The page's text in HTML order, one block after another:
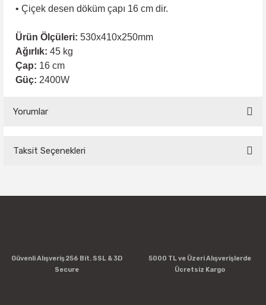
• Çiçek desen döküm çapı 16 cm dir.
Ürün Ölçüleri: 530x410x250mm
Ağırlık: 45 kg
Çap: 16 cm
Güç: 2400W
Yorumlar
Yorum Yaz
Taksit Seçenekleri
Güvenli Alışveriş 256 Bit. SSL & 3D
Secure
5000 TL ve Üzeri Alışverişlerde
Ücretsiz Kargo